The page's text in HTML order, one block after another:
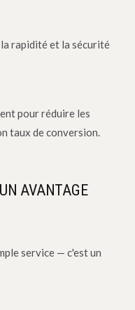
rapidité et la sécurité
pour réduire les
taux de conversion.
AVANTAGE
service — c'est un